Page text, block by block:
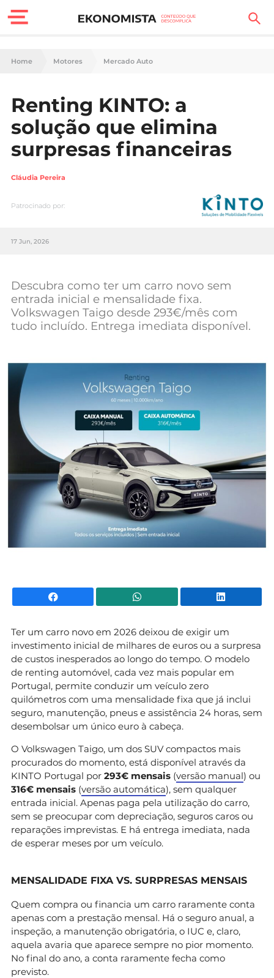
Finanças Pessoais
Carreira
Casa
Lifestyle
Sociedade
Tecnologia
Mundial 2026
Home Motores Mercado Auto
Renting KINTO: a
solução que elimina
surpresas financeiras
Cláudia Pereira
Patrocinado por:
17 Jun, 2026
Descubra como ter um carro novo sem
entrada inicial e mensalidade fixa.
Volkswagen Taigo desde 293€/mês com
tudo incluído. Entrega imediata disponível.
Facebook WhatsApp
Ter um carro novo em 2026 deixou de exigir um
investimento inicial de milhares de euros ou a surpresa
de custos inesperados ao longo do tempo. O modelo
de renting automóvel, cada vez mais popular em
Portugal, permite conduzir um veículo zero
quilómetros com uma mensalidade fixa que já inclui
seguro, manutenção, pneus e assistência 24 horas, sem
desembolsar um único euro à cabeça.
O Volkswagen Taigo, um dos SUV compactos mais
procurados do momento, está disponível através da
KINTO Portugal por 293€ mensais (versão manual) ou
316€ mensais (versão automática), sem qualquer
entrada inicial. Apenas paga pela utilização do carro,
sem se preocupar com depreciação, seguros caros ou
reparações imprevistas. E há entrega imediata, nada
de esperar meses por um veículo.
MENSALIDADE FIXA VS. SURPRESAS MENSAIS
Quem compra ou financia um carro raramente conta
apenas com a prestação mensal. Há o seguro anual, a
inspeção, a manutenção obrigatória, o IUC e, claro,
aquela avaria que aparece sempre no pior momento.
No final do ano, a conta raramente fecha como
previsto.